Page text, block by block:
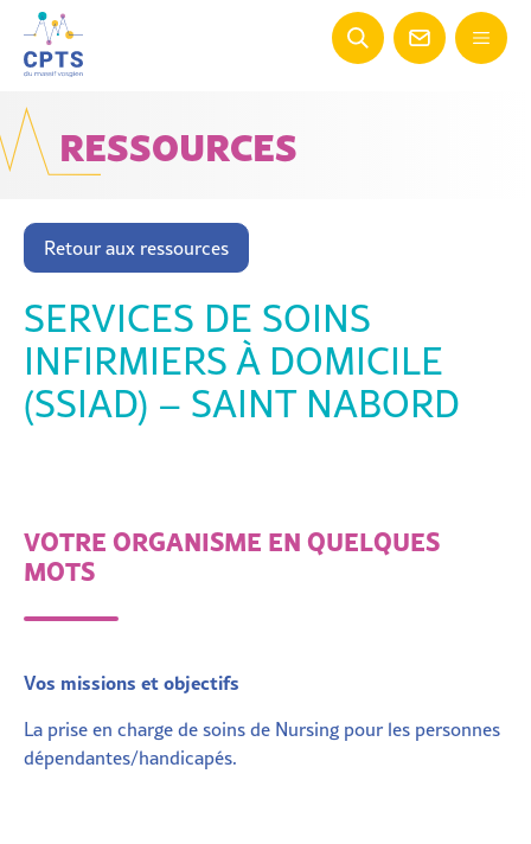
RESSOURCES
Retour aux ressources
SERVICES DE SOINS
INFIRMIERS À DOMICILE
(SSIAD) – SAINT NABORD
VOTRE ORGANISME EN QUELQUES
MOTS
Vos missions et objectifs
La prise en charge de soins de Nursing pour les personnes
dépendantes/handicapés.